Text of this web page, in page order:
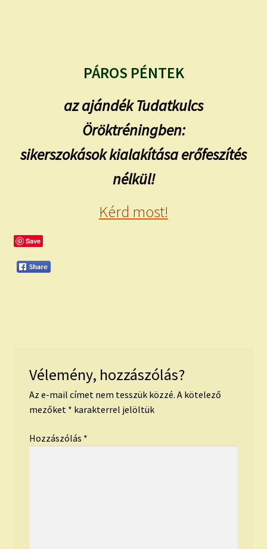
PÁROS PÉNTEK
az ajándék Tudatkulcs
Öröktréningben:
sikerszokások kialakítása erőfeszítés
nélkül!
Kérd most!
Save
Vélemény, hozzászólás?
Az e-mail címet nem tesszük közzé. A kötelező
mezőket * karakterrel jelöltük
Hozzászólás *